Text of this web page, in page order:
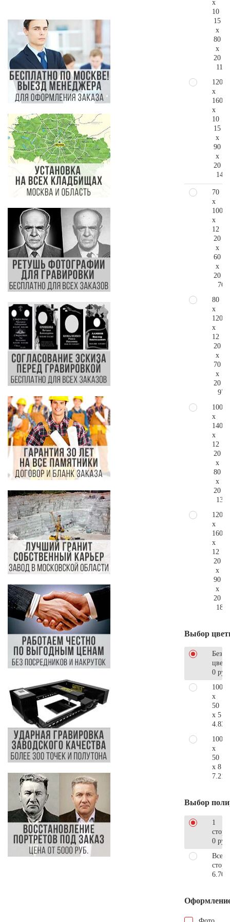
x
10
15
x
80
x
20
120
x
160
x
10
15
x
90
x
20
70
x
100
x
12
20
x
60
x
20
80
x
120
x
12
20
x
70
x
20
100
x
140
x
12
20
x
80
x
20
120
x
160
x
12
20
x
90
x
20
Выбор
Без
0 руб.
100
x
50
x 5
100
x
50
x 8
Выбор
1
0 руб.
Все